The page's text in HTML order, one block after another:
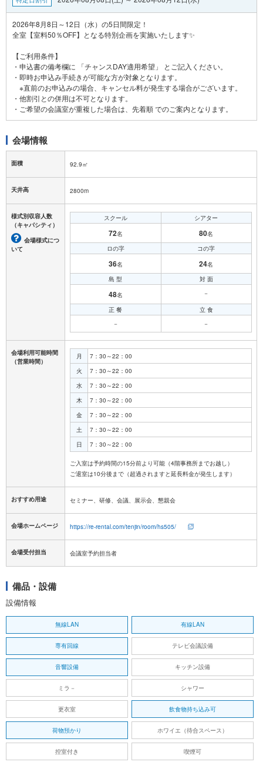
2026年8月8日～12日（水）の5日間限定！
全室【室料50％OFF】となる特別企画を実施いたします✨
【ご利用条件】
・申込書の備考欄に 「チャンスDAY適用希望」 とご記入ください。
・即時お申込み手続きが可能な方が対象となります。
※直前のお申込みの場合、キャンセル料が発生する場合がございます。
・他割引との併用は不可となります。
会場情報
面積 92.9㎡
天井高 2800m
様式別収容人数
（キャパシティ）
会場様式につ
いて
スクール
72名
シアター
80名
ロの字
36名
コの字
24名
島 型
48名
対 面
－
正 餐
－
立 食
－
会場利用可能時間
（営業時間）
月
7：30～22：00
火
7：30～22：00
水
7：30～22：00
木
7：30～22：00
金
7：30～22：00
土
7：30～22：00
日
7：30～22：00
ご入室は予約時間の15分前より可能（4階事務所までお越し）
おすすめ用途 セミナー、研修、会議、展示会、懇親会
会場ホームページ https://re-rental.com/tenjin/room/hs505/
会場受付担当 会議室予約担当者
備品・設備
設備情報
無線LAN 有線LAN
専有回線 テレビ会議設備
音響設備 キッチン設備
ミラ－ シャワー
更衣室 飲食物持ち込み可
荷物預かり ホワイエ（待合スペース）
控室付き 喫煙可